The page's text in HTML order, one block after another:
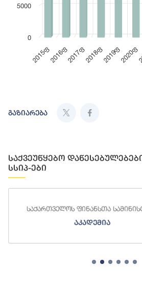
2015ფ2016ფ2017ფ2018ფ2019ფ2020ფ
0
5000
გაზიარება
საქვეუწყებო
სსიპ-ები
საქართველოს ფინანსთა
აკადემია